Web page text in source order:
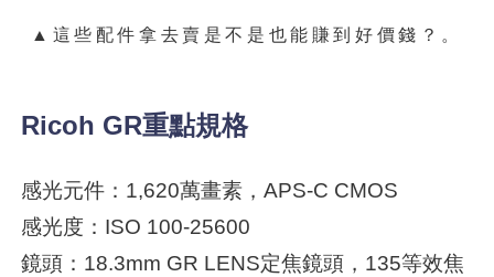
▲這些配件拿去賣是不是也能賺到好價錢？。
Ricoh GR重點規格
感光元件：1,620萬畫素，APS-C CMOS
感光度：ISO 100-25600
鏡頭：18.3mm GR LENS定焦鏡頭，135等效焦